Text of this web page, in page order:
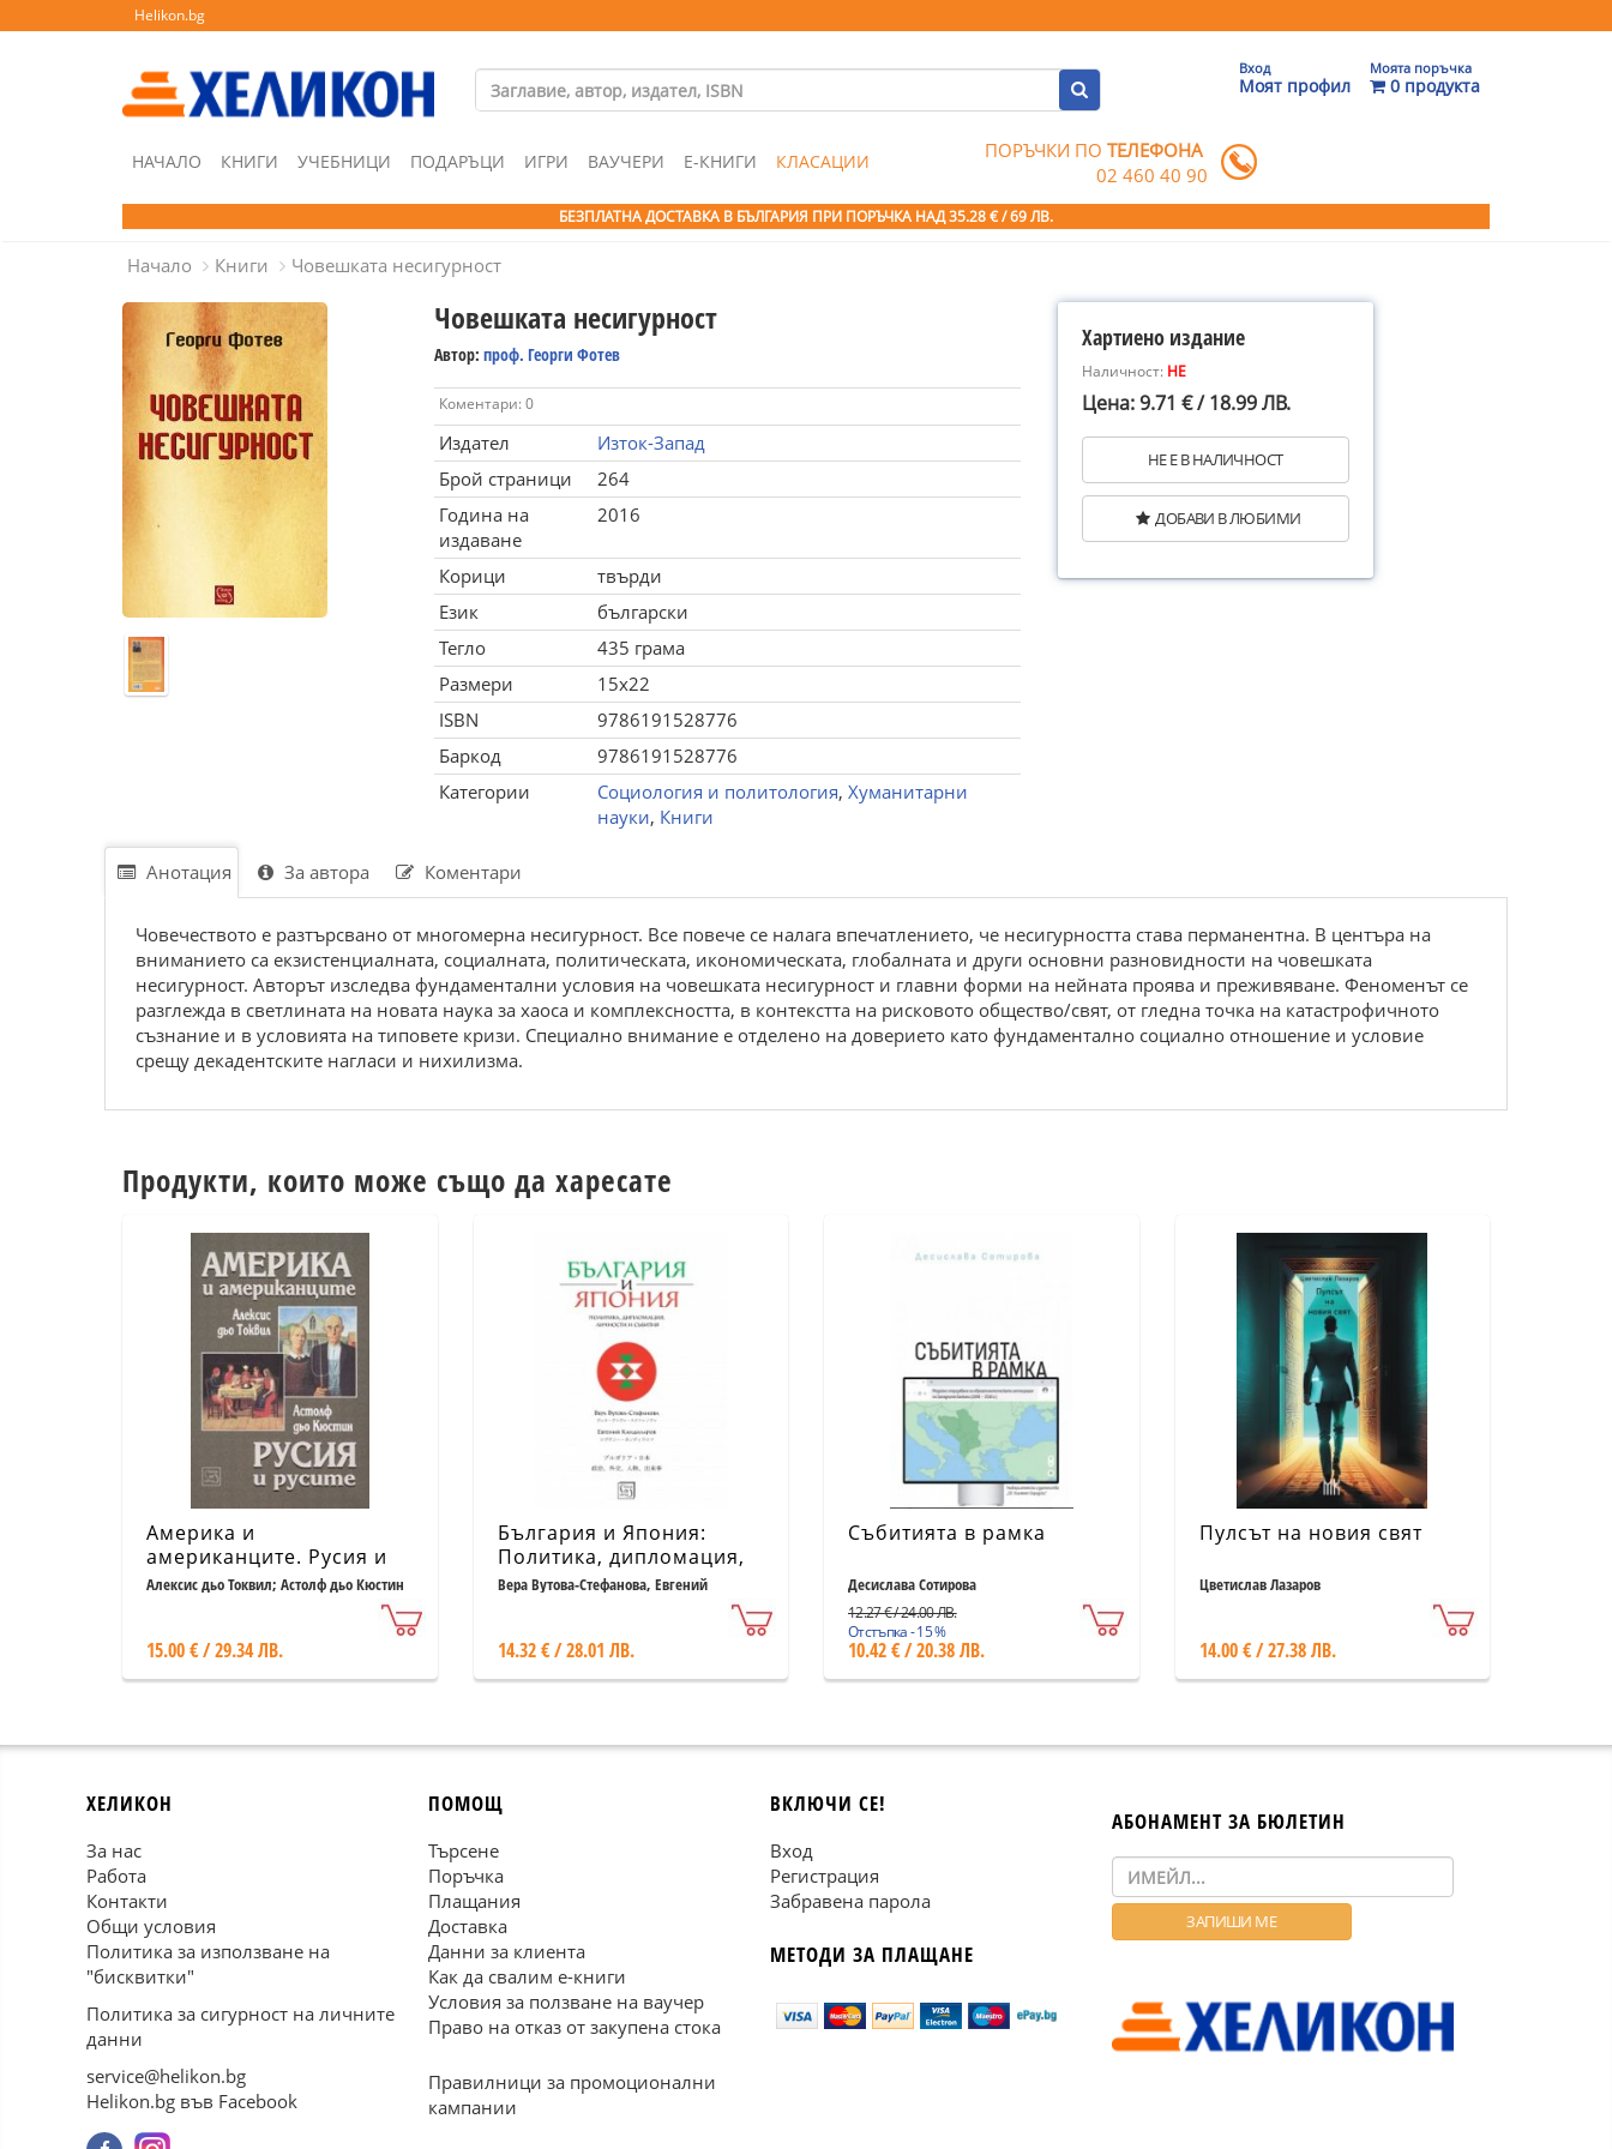
Helikon.bg
Вход
Моят профил
Моята поръчка
0 продукта
НАЧАЛО КНИГИ УЧЕБНИЦИ ПОДАРЪЦИ ИГРИ ВАУЧЕРИ Е-КНИГИ КЛАСАЦИИ ПОРЪЧКИ ПОТЕЛЕФОНА
02 460 40 90
БЕЗПЛАТНА ДОСТАВКА В БЪЛГАРИЯ ПРИ ПОРЪЧКА НАД 35.28 € / 69 ЛВ.
Начало Книги Човешката несигурност
Човешката несигурност
Автор: проф. Георги Фотев
Коментари: 0
Издател
Изток-Запад
Брой страници
264
Година на
издаване
2016
Корици
твърди
Език
български
Тегло
435 грама
Размери
15x22
ISBN
9786191528776
Баркод
9786191528776
Категории
Социология и политология, Хуманитарни
науки, Книги
Хартиено издание
Наличност: НЕ
Цена: 9.71 € / 18.99 ЛВ.
НЕ Е В НАЛИЧНОСТ
ДОБАВИ В ЛЮБИМИ
Анотация За автора Коментари
Човечеството е разтърсвано от многомерна несигурност. Все повече се налага впечатлението, че несигурността става перманентна. В центъра на
вниманието са екзистенциалната, социалната, политическата, икономическата, глобалната и други основни разновидности на човешката
несигурност. Авторът изследва фундаментални условия на човешката несигурност и главни форми на нейната проява и преживяване. Феноменът се
разглежда в светлината на новата наука за хаоса и комплексността, в контекстта на рисковото общество/свят, от гледна точка на катастрофичното
съзнание и в условията на типовете кризи. Специално внимание е отделено на доверието като фундаментално социално отношение и условие
срещу декадентските нагласи и нихилизма.
Продукти, които може също да харесате
Америка и
американците. Русия и
русите
Алексис дьо Токвил; Астолф дьо Кюстин
15.00 € / 29.34 ЛВ.
България и Япония:
Политика, дипломация,
личности и събития
Вера Вутова-Стефанова, Евгений
14.32 € / 28.01 ЛВ.
Събитията в рамка
Десислава Сотирова
12.27 € / 24.00 ЛВ.
Отстъпка - 15 %
10.42 € / 20.38 ЛВ.
Пулсът на новия свят
Цветислав Лазаров
14.00 € / 27.38 ЛВ.
ХЕЛИКОН
За нас
Работа
Контакти
Общи условия
Политика за използване на
"бисквитки"
Политика за сигурност на личните
данни
service@helikon.bg
Helikon.bg във Facebook
ПОМОЩ
Търсене
Поръчка
Плащания
Доставка
Данни за клиента
Как да свалим е-книги
Условия за ползване на ваучер
Право на отказ от закупена стока
Правилници за промоционални
кампании
ВКЛЮЧИ СЕ!
Вход
Регистрация
Забравена парола
МЕТОДИ ЗА ПЛАЩАНЕ
АБОНАМЕНТ ЗА БЮЛЕТИН